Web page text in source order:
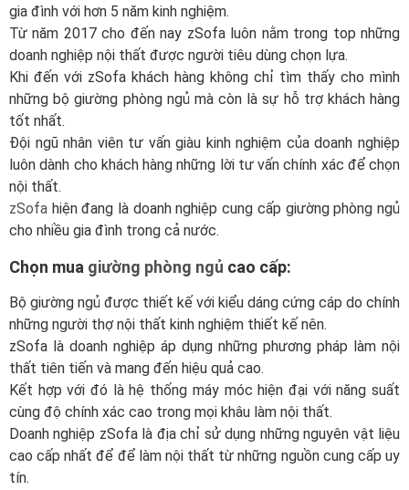
gia đình với hơn 5 năm kinh nghiệm.
Từ năm 2017 cho đến nay zSofa luôn nằm trong top những
doanh nghiệp nội thất được người tiêu dùng chọn lựa.
Khi đến với zSofa khách hàng không chỉ tìm thấy cho mình
những bộ giường phòng ngủ mà còn là sự hỗ trợ khách hàng
tốt nhất.
Đội ngũ nhân viên tư vấn giàu kinh nghiệm của doanh nghiệp
luôn dành cho khách hàng những lời tư vấn chính xác để chọn
nội thất.
zSofa hiện đang là doanh nghiệp cung cấp giường phòng ngủ
cho nhiều gia đình trong cả nước.
Chọn mua giường phòng ngủ cao cấp:
Bộ giường ngủ được thiết kế với kiểu dáng cứng cáp do chính
những người thợ nội thất kinh nghiệm thiết kế nên.
zSofa là doanh nghiệp áp dụng những phương pháp làm nội
thất tiên tiến và mang đến hiệu quả cao.
Kết hợp với đó là hệ thống máy móc hiện đại với năng suất
cùng độ chính xác cao trong mọi khâu làm nội thất.
Doanh nghiệp zSofa là địa chỉ sử dụng những nguyên vật liệu
cao cấp nhất để để làm nội thất từ những nguồn cung cấp uy
tín.